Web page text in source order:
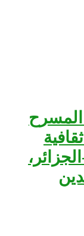
www.tna.dz المسرح